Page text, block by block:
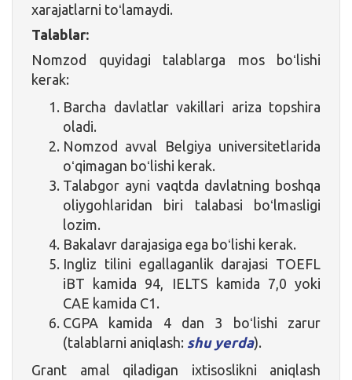
xarajatlarni toʻlamaydi.
Talablar:
Nomzod quyidagi talablarga mos boʻlishi
kerak:
Barcha davlatlar vakillari ariza topshira
oladi.
Nomzod avval Belgiya universitetlarida
oʻqimagan boʻlishi kerak.
Talabgor ayni vaqtda davlatning boshqa
oliygohlaridan biri talabasi boʻlmasligi
lozim.
Bakalavr darajasiga ega boʻlishi kerak.
Ingliz tilini egallaganlik darajasi TOEFL
iBT kamida 94, IELTS kamida 7,0 yoki
CAE kamida C1.
CGPA kamida 4 dan 3 boʻlishi zarur
(talablarni aniqlash: shu yerda).
Grant amal qiladigan ixtisoslikni aniqlash